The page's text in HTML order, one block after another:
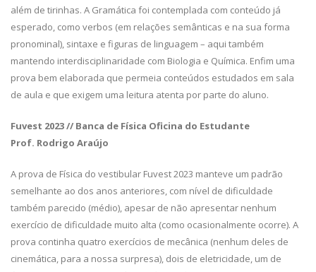
além de tirinhas. A Gramática foi contemplada com conteúdo já
esperado, como verbos (em relações semânticas e na sua forma
pronominal), sintaxe e figuras de linguagem – aqui também
mantendo interdisciplinaridade com Biologia e Química. Enfim uma
prova bem elaborada que permeia conteúdos estudados em sala
de aula e que exigem uma leitura atenta por parte do aluno.
Fuvest 2023 // Banca de Física Oficina do Estudante
Prof. Rodrigo Araújo
A prova de Física do vestibular Fuvest 2023 manteve um padrão
semelhante ao dos anos anteriores, com nível de dificuldade
também parecido (médio), apesar de não apresentar nenhum
exercício de dificuldade muito alta (como ocasionalmente ocorre). A
prova continha quatro exercícios de mecânica (nenhum deles de
cinemática, para a nossa surpresa), dois de eletricidade, um de